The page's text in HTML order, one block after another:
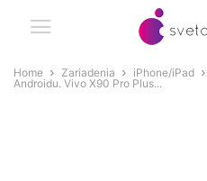
Home Zariadenia iPhone/iPad
Androidu. Vivo X90 Pro Plus...